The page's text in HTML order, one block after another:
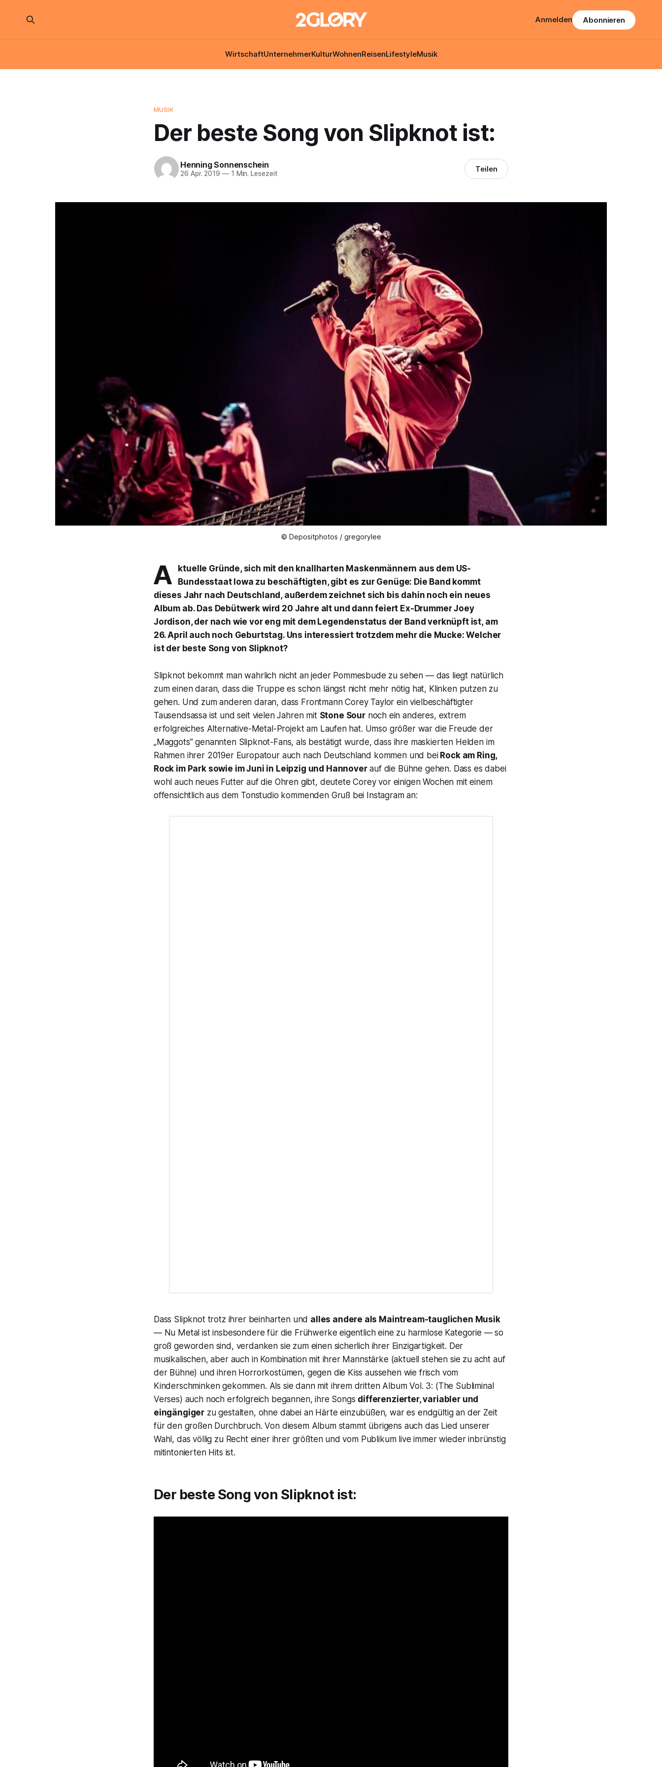
WirtschaftUnternehmerKulturWohnenReisenLifestyleMusik
Anmelden Abonnieren
MUSIK
Der beste Song von Slipknot ist:
Henning Sonnenschein
26 Apr. 2019 —1 Min. Lesezeit Teilen
© Depositphotos / gregorylee
A
ktuelle Gründe, sich mit den knallharten Maskenmännern aus dem US-
Bundesstaat Iowa zu beschäftigten, gibt es zur Genüge: Die Band kommt
dieses Jahr nach Deutschland, außerdem zeichnet sich bis dahin noch ein neues
Album ab. Das Debütwerk wird 20 Jahre alt und dann feiert Ex-Drummer Joey
Jordison, der nach wie vor eng mit dem Legendenstatus der Band verknüpft ist, am
26. April auch noch Geburtstag. Uns interessiert trotzdem mehr die Mucke: Welcher
ist der beste Song von Slipknot?
Slipknot bekommt man wahrlich nicht an jeder Pommesbude zu sehen — das liegt natürlich
zum einen daran, dass die Truppe es schon längst nicht mehr nötig hat, Klinken putzen zu
gehen. Und zum anderen daran, dass Frontmann Corey Taylor ein vielbeschäftigter
Tausendsassa ist und seit vielen Jahren mit Stone Sournoch ein anderes, extrem
erfolgreiches Alternative-Metal-Projekt am Laufen hat. Umso größer war die Freude der
„Maggots” genannten Slipknot-Fans, als bestätigt wurde, dass ihre maskierten Helden im
Rahmen ihrer 2019er Europatour auch nach Deutschland kommen und beiRock am Ring,
Rock im Park sowie im Juni in Leipzig und Hannoverauf die Bühne gehen. Dass es dabei
wohl auch neues Futter auf die Ohren gibt, deutete Corey vor einigen Wochen mit einem
offensichtlich aus dem Tonstudio kommenden Gruß bei Instagram an:
Dass Slipknot trotz ihrer beinharten und alles andere als Maintream-tauglichen Musik
— Nu Metal ist insbesondere für die Frühwerke eigentlich eine zu harmlose Kategorie — so
groß geworden sind, verdanken sie zum einen sicherlich ihrer Einzigartigkeit. Der
musikalischen, aber auch in Kombination mit ihrer Mannstärke (aktuell stehen sie zu acht auf
der Bühne) und ihren Horrorkostümen, gegen die Kiss aussehen wie frisch vom
Kinderschminken gekommen. Als sie dann mit ihrem dritten AlbumVol. 3: (The Subliminal
Verses) auch noch erfolgreich begannen, ihre Songs differenzierter, variabler und
eingängiger zu gestalten, ohne dabei an Härte einzubüßen, war es endgültig an der Zeit
für den großen Durchbruch. Von diesem Album stammt übrigens auch das Lied unserer
Wahl, das völlig zu Recht einer ihrer größten und vom Publikum live immer wieder inbrünstig
mitintonierten Hits ist.
Der beste Song von Slipknot ist: